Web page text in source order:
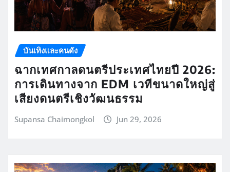
บันเทิงและคนดัง
ฉากเทศกาลดนตรีประเทศไทยปี 2026:
การเดินทางจาก EDM เวทีขนาดใหญ่สู่
เสียงดนตรีเชิงวัฒนธรรม
Supansa Chaimongkol Jun 29, 2026